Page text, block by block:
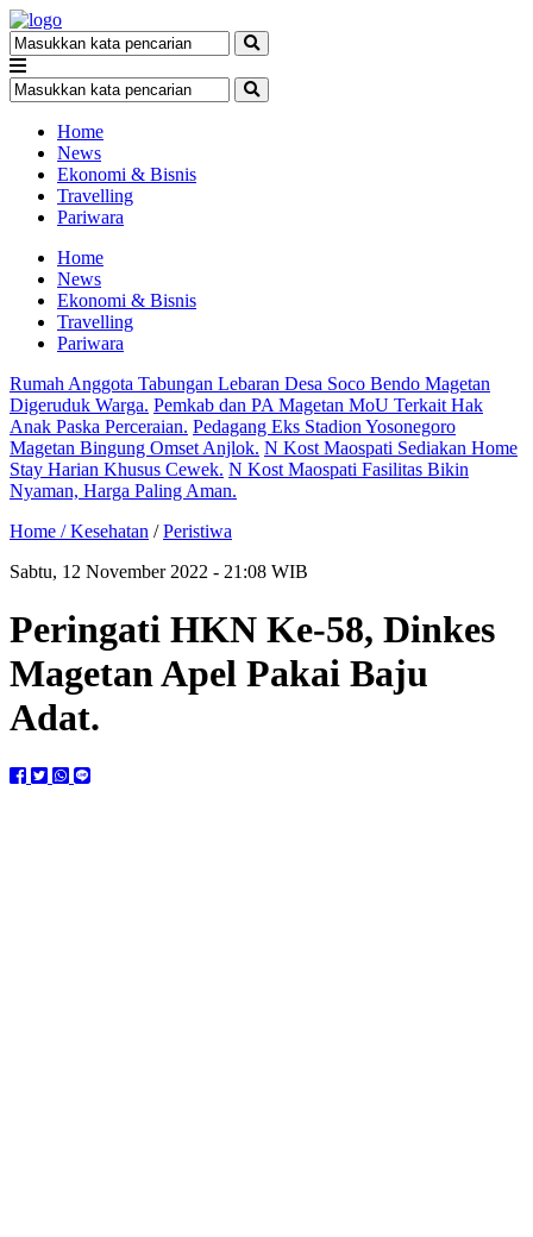
Home
News
Ekonomi & Bisnis
Travelling
Pariwara
Home
News
Ekonomi & Bisnis
Travelling
Pariwara
Rumah Anggota Tabungan Lebaran Desa Soco Bendo Magetan
Digeruduk Warga. Pemkab dan PA Magetan MoU Terkait Hak
Anak Paska Perceraian. Pedagang Eks Stadion Yosonegoro
Magetan Bingung Omset Anjlok. N Kost Maospati Sediakan Home
Stay Harian Khusus Cewek. N Kost Maospati Fasilitas Bikin
Nyaman, Harga Paling Aman.
Home /Kesehatan /Peristiwa
Sabtu, 12 November 2022 - 21:08 WIB
Peringati HKN Ke-58, Dinkes
Magetan Apel Pakai Baju
Adat.